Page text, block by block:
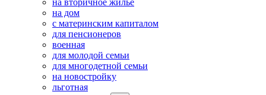
на вторичное жилье
на дом
с материнским капиталом
для пенсионеров
военная
для молодой семьи
для многодетной семьи
на новостройку
льготная